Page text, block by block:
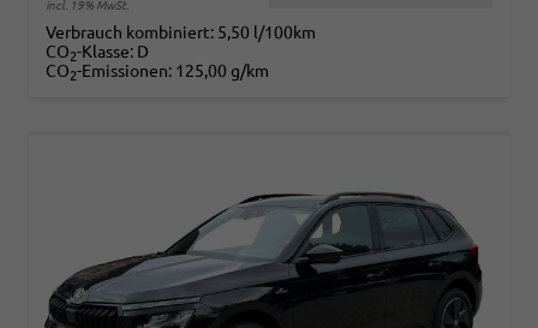
incl. 19% MwSt.
Verbrauch kombiniert: 5,50 l/100km
CO2-Klasse: D
CO2-Emissionen: 125,00 g/km